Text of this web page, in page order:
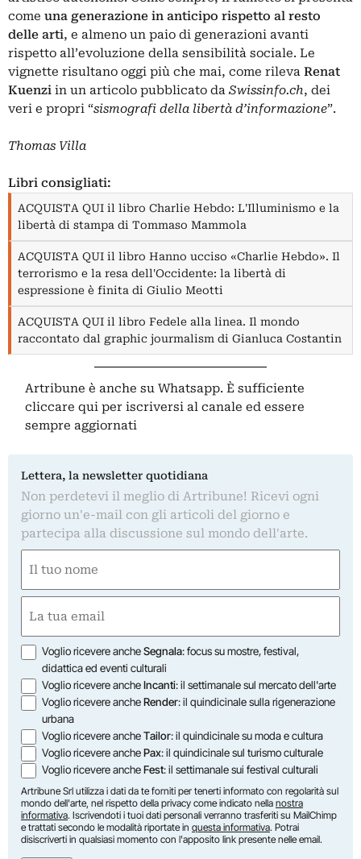
come una generazione in anticipo rispetto al resto
delle arti, e almeno un paio di generazioni avanti
rispetto all’evoluzione della sensibilità sociale. Le
vignette risultano oggi più che mai, come rileva Renat
Kuenzi in un articolo pubblicato da Swissinfo.ch, dei
veri e propri “sismografi della libertà d’informazione”.
Thomas Villa
Libri consigliati:
ACQUISTA QUI il libro Charlie Hebdo: L'Illuminismo e la
libertà di stampa di Tommaso Mammola
ACQUISTA QUI il libro Hanno ucciso «Charlie Hebdo». Il
terrorismo e la resa dell'Occidente: la libertà di
espressione è finita di Giulio Meotti
ACQUISTA QUI il libro Fedele alla linea. Il mondo
raccontato dal graphic jourmalism di Gianluca Costantin
Artribune è anche su Whatsapp. È sufficiente
cliccare qui per iscriversi al canale ed essere
sempre aggiornati
Lettera, la newsletter quotidiana
Non perdetevi il meglio di Artribune! Ricevi ogni
giorno un'e-mail con gli articoli del giorno e
partecipa alla discussione sul mondo dell'arte.
(Obbligatorio)
Nome
(Obbligatorio)
Opzioni
Voglio ricevere ancheSegnala: focus su mostre, festival,
didattica ed eventi culturali
Voglio ricevere ancheIncanti: il settimanale sul mercato dell'arte
Voglio ricevere ancheRender: il quindicinale sulla rigenerazione
urbana
Voglio ricevere ancheTailor: il quindicinale su moda e cultura
Voglio ricevere anchePax: il quindicinale sul turismo culturale
Voglio ricevere ancheFest: il settimanale sui festival culturali
Artribune Srl utilizza i dati da te forniti per tenerti informato con regolarità sul
mondo dell'arte, nel rispetto della privacy come indicato nella nostra
informativa. Iscrivendoti i tuoi dati personali verranno trasferiti su MailChimp
e trattati secondo le modalità riportate in questa informativa. Potrai
disiscriverti in qualsiasi momento con l'apposito link presente nelle email.